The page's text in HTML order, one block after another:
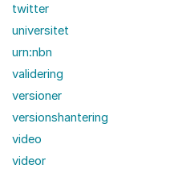
twitter
universitet
urn:nbn
validering
versioner
versionshantering
video
videor